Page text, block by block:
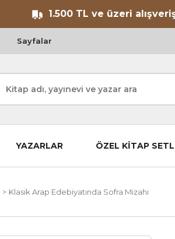
1.500 TL ve üzeri
Sayfalar
YAZARLAR ÖZEL KİTAP
Klasik Arap Edebiyatında Sofra Mizahı